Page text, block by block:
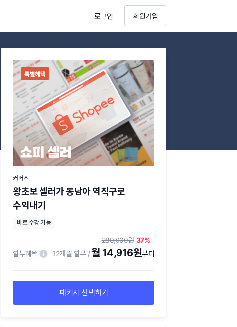
로그인 회원가입
커머스
왕초보 셀러가 동남아 역직구로
수익내기
바로 수강 가능
280,000
37
할부혜택
12개월 할부 월 14,916원
패키지 선택하기